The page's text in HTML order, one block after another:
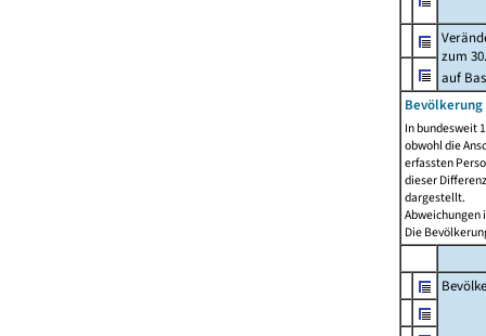
zum
auf
Bevölkerung
In bundesweit
obwohl die
erfassten
dieser
dargestellt.
Abweichungen
Die